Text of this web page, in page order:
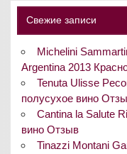
Свежие записи
Michelini
Argentina 2013
Tenuta Ulisse
полусухое вино
Cantina la Salute
вино Отзыв
Tinazzi Montani